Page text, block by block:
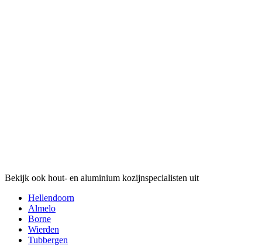
Bekijk ook hout- en aluminium kozijnspecialisten uit
Hellendoorn
Almelo
Borne
Wierden
Tubbergen